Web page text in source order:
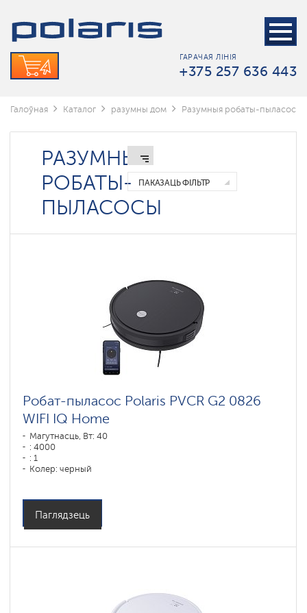
ГАРАЧАЯ ЛІНІЯ
+375 257 636 443
Галоўная Каталог разумны дом Разумныя робаты-пыласосы
РАЗУМНЫЯ
РОБАТЫ-
ПЫЛАСОСЫ
ПАКАЗАЦЬ ФІЛЬТР
Робат-пыласос Polaris PVCR G2 0826
WIFI IQ Home
Магутнасць, Вт: 40
: 4000
: 1
Колер: черный
Паглядзець